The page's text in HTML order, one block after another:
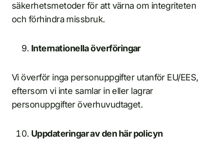
säkerhetsmetoder för att värna om integriteten
och förhindra missbruk.
Internationella överföringar
Vi överför inga personuppgifter utanför EU/EES,
eftersom vi inte samlar in eller lagrar
personuppgifter överhuvudtaget.
Uppdateringar av den här policyn